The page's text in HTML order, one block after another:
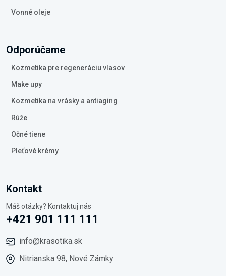
Vonné oleje
Odporúčame
Kozmetika pre regeneráciu vlasov
Make upy
Kozmetika na vrásky a antiaging
Rúže
Očné tiene
Pleťové krémy
Kontakt
Máš otázky? Kontaktuj nás
+421 901 111 111
info@krasotika.sk
Nitrianska 98, Nové Zámky